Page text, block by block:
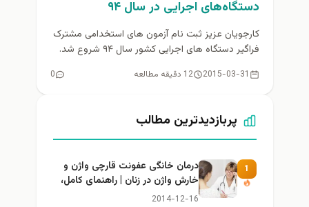
دستگاه‌های اجرایی در سال ۹۴
کارجویان عزیز ثبت نام آزمون های استخدامی مشترک
فراگیر دستگاه های اجرایی کشور سال ۹۴ شروع شد.
2015-03-31 12 دقیقه مطالعه 0
پربازدیدترین مطالب
1
درمان خانگی عفونت قارچی واژن و
خارش واژن در زنان | راهنمای کامل،
ایمن و کاربردی
2014-12-16